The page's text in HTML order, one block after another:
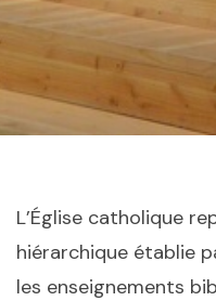
L’Église catholique
hiérarchique établie
les enseignements